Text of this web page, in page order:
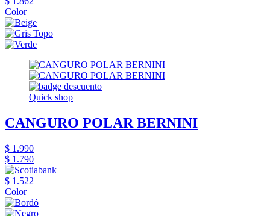
Color
Quick shop
CANGURO POLAR BERNINI
$ 1.990
$ 1.790
$ 1.522
Color